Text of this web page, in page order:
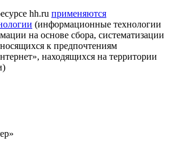
hh.ru применяются
(информационные технологии
на основе сбора, систематизации
к предпочтениям
находящихся на территории